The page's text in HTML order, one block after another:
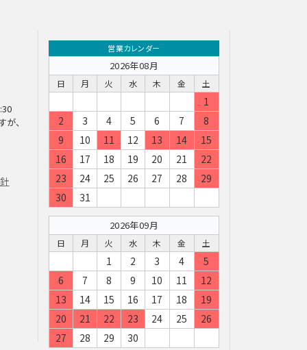
が、
営業カレンダー
2026年08月
日 月 火 水 木 金 土
1
2
3 4 5 6 7
8
9
10 11 12 13 14
15
16
17 18 19 20 21
22
23
24 25 26 27 28
29
30
31
2026年09月
日 月 火 水 木 金 土
1 2 3 4
5
6
7 8 9 10 11
12
13
14 15 16 17 18
19
20
21 22 23 24 25
26
27
28 29 30